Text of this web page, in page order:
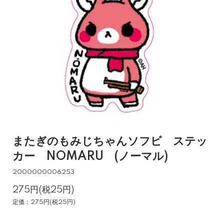
またぎのもみじちゃんソフビ ステッ
カー NOMARU (ノーマル)
2000000006253
275円(税25円)
定価：275円(税25円)